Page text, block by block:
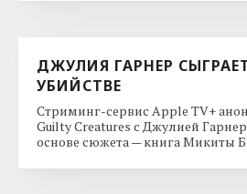
ДЖУЛИЯ ГАРНЕР
УБИЙСТВЕ
Стриминг-сервис Apple TV+
Guilty Creatures с Джулией
основе сюжета — книга Микиты